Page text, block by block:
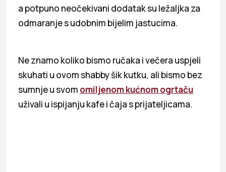
a potpuno neočekivani dodatak su ležaljka za
odmaranje s udobnim bijelim jastucima.
Ne znamo koliko bismo ručaka i večera uspjeli
skuhati u ovom shabby šik kutku, ali bismo bez
sumnje u svom omiljenom kućnom ogrtaču
uživali u ispijanju kafe i čaja s prijateljicama.